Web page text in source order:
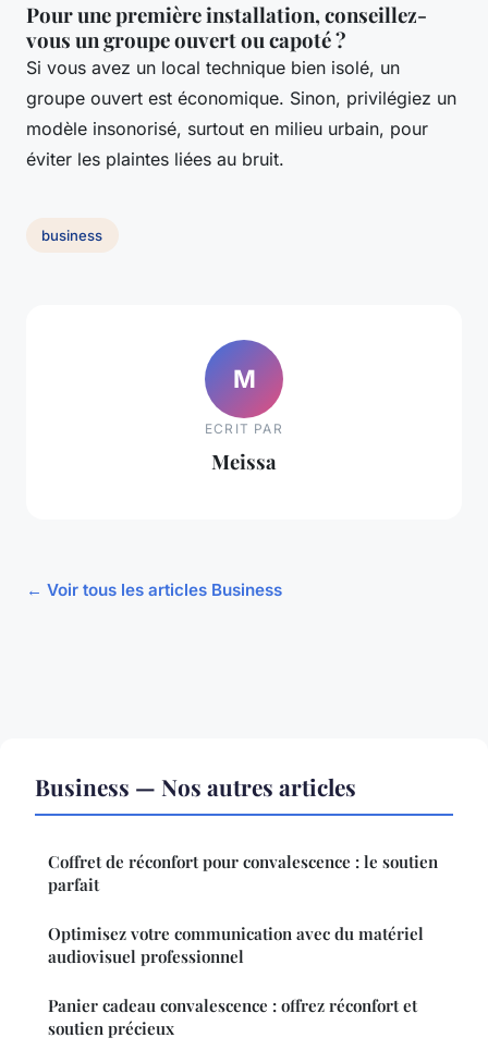
Pour une première installation, conseillez-
vous un groupe ouvert ou capoté ?
Si vous avez un local technique bien isolé, un
groupe ouvert est économique. Sinon, privilégiez un
modèle insonorisé, surtout en milieu urbain, pour
éviter les plaintes liées au bruit.
business
M
ECRIT PAR
Meissa
← Voir tous les articles Business
Business — Nos autres articles
Coffret de réconfort pour convalescence : le soutien
parfait
Optimisez votre communication avec du matériel
audiovisuel professionnel
Panier cadeau convalescence : offrez réconfort et
soutien précieux